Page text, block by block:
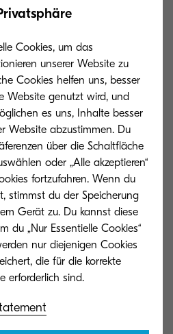
zu
findest du in
Bibliothek.
Case Studies
Erfahre, wie wir
helfen konnten,
Cookies, um das
unserer Website zu
Cookies helfen uns, besser
Website genutzt wird, und
es uns, Inhalte besser
Website abzustimmen. Du
über die Schaltfläche
oder „Alle akzeptieren“
fortzufahren. Wenn du
stimmst du der Speicherung
Gerät zu. Du kannst diese
du „Nur Essentielle Cookies“
nur diejenigen Cookies
die für die korrekte